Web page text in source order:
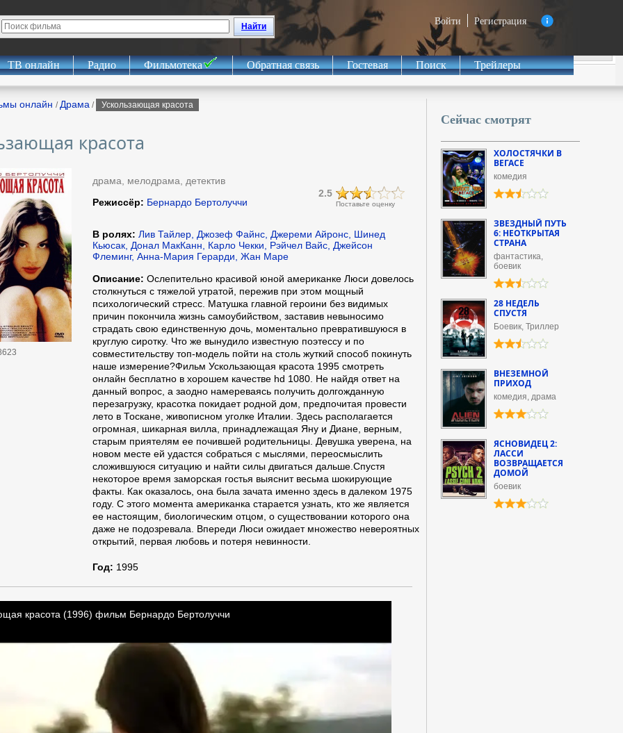
Войти Регистрация
Найти
ТВ онлайн Радио Фильмотека Обратная связь Гостевая Поиск Трейлеры
онлайн / Драма / Ускользающая красота
красота
драма, мелодрама, детектив
Поставьте оценку
2.5
Режиссёр: Бернардо Бертолуччи
В ролях: Лив Тайлер, Джозеф Файнс, Джереми Айронс, Шинед
Кьюсак, Донал МакКанн, Карло Чекки, Рэйчел Вайс, Джейсон
Флеминг, Анна-Мария Герарди, Жан Маре
Описание: Ослепительно красивой юной американке Люси довелось
столкнуться с тяжелой утратой, пережив при этом мощный
психологический стресс. Матушка главной героини без видимых
причин покончила жизнь самоубийством, заставив невыносимо
страдать свою единственную дочь, моментально превратившуюся в
круглую сиротку. Что же вынудило известную поэтессу и по
совместительству топ-модель пойти на столь жуткий способ покинуть
наше измерение?Фильм Ускользающая красота 1995 смотреть
онлайн бесплатно в хорошем качестве hd 1080. Не найдя ответ на
данный вопрос, а заодно намереваясь получить долгожданную
перезагрузку, красотка покидает родной дом, предпочитая провести
лето в Тоскане, живописном уголке Италии. Здесь располагается
огромная, шикарная вилла, принадлежащая Яну и Диане, верным,
старым приятелям ее почившей родительницы. Девушка уверена, на
новом месте ей удастся собраться с мыслями, переосмыслить
сложившуюся ситуацию и найти силы двигаться дальше.Спустя
некоторое время заморская гостья выяснит весьма шокирующие
факты. Как оказалось, она была зачата именно здесь в далеком 1975
году. С этого момента американка старается узнать, кто же является
ее настоящим, биологическим отцом, о существовании которого она
даже не подозревала. Впереди Люси ожидает множество невероятных
открытий, первая любовь и потеря невинности.
Год: 1995
Сейчас смотрят
ХОЛОСТЯЧКИ В
ВЕГАСЕ
комедия
ЗВЕЗДНЫЙ ПУТЬ
6: НЕОТКРЫТАЯ
СТРАНА
фантастика,
боевик
28 НЕДЕЛЬ
СПУСТЯ
Боевик, Триллер
ВНЕЗЕМНОЙ
ПРИХОД
комедия, драма
ЯСНОВИДЕЦ 2:
ЛАССИ
ВОЗВРАЩАЕТСЯ
ДОМОЙ
боевик